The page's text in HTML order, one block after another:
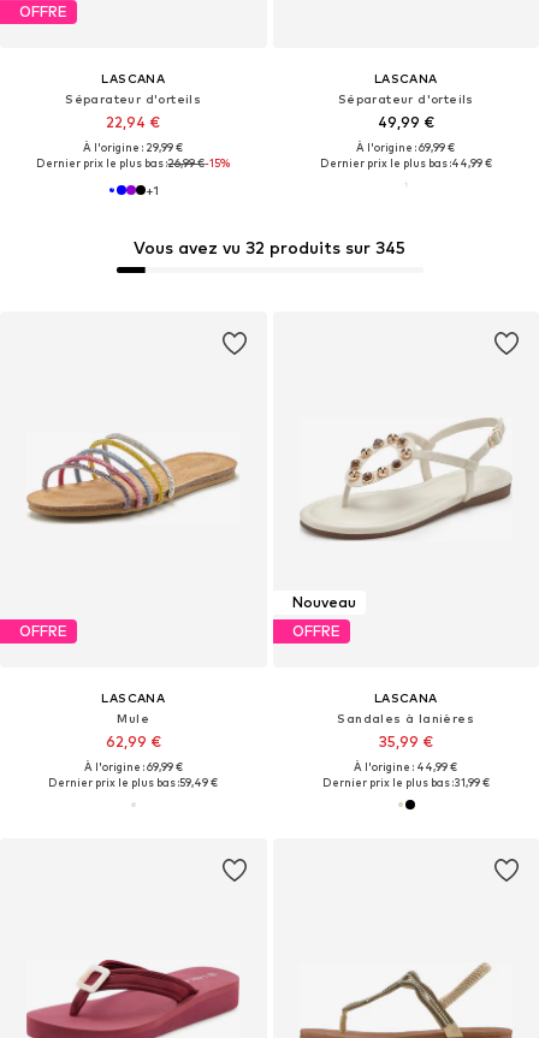
OFFRE
LASCANA
Séparateur d'orteils
22,94 €
À l'origine : 29,99 €
Dernier prix le plus bas :26,99 €-15%
+1
LASCANA
Séparateur d'orteils
49,99 €
À l'origine : 69,99 €
Dernier prix le plus bas :44,99 €
Vous avez vu 32 produits sur 345
OFFRE
LASCANA
Mule
62,99 €
À l'origine : 69,99 €
Dernier prix le plus bas :59,49 €
Nouveau
OFFRE
LASCANA
Sandales à lanières
35,99 €
À l'origine : 44,99 €
Dernier prix le plus bas :31,99 €